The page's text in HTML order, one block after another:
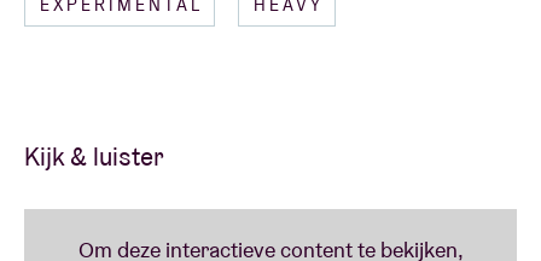
EXPERIMENTAL HEAVY
Kijk & luister